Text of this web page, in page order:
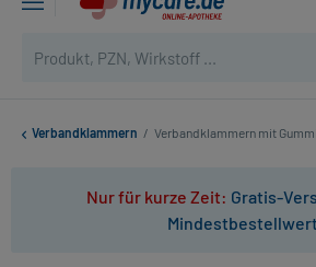
Verbandklammern / Verbandklammern mit
Nur für kurze Zeit: Gratis-